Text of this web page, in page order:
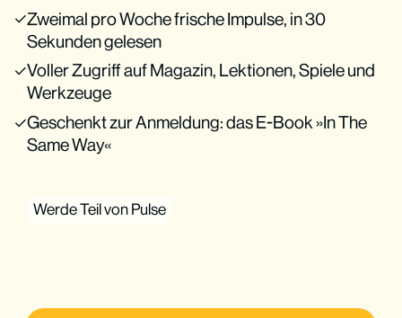
Zweimal pro Woche frische Impulse, in 30
Sekunden gelesen
Voller Zugriff auf Magazin, Lektionen, Spiele und
Werkzeuge
Geschenkt zur Anmeldung: das E-Book »In The
Same Way«
Werde Teil von Pulse